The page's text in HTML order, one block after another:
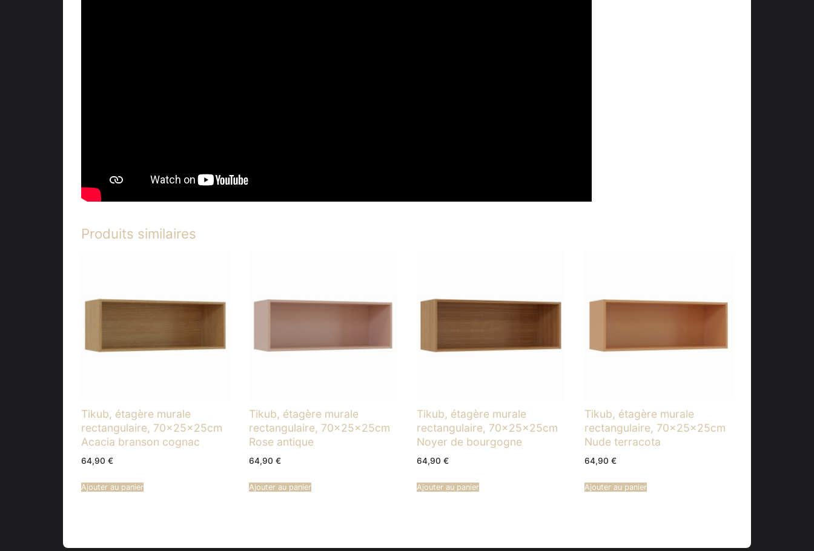
Produits similaires
Tikub, étagère murale
rectangulaire, 70x25x25cm
Acacia branson cognac
64,90 €
Ajouter au panier
Tikub, étagère murale
rectangulaire, 70x25x25cm
Rose antique
64,90 €
Ajouter au panier
Tikub, étagère murale
rectangulaire, 70x25x25cm
Noyer de bourgogne
64,90 €
Ajouter au panier
Tikub, étagère murale
rectangulaire, 70x25x25cm
Nude terracota
64,90 €
Ajouter au panier